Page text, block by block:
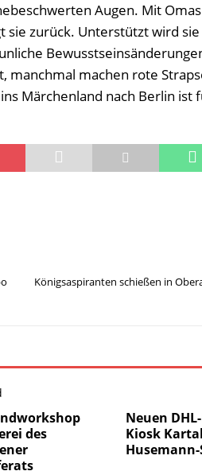
Augen. Mit
sie zurück. Unterstützt wird
manchmal machen rote
Märchenland nach Berlin ist
Königsaspiranten schießen in
des
Neuen
Kiosk